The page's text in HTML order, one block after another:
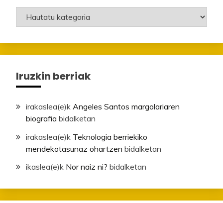
Mailak
Iruzkin berriak
irakaslea(e)k Angeles Santos margolariaren
biografia bidalketan
irakaslea(e)k Teknologia berriekiko
mendekotasunaz ohartzen bidalketan
ikaslea(e)k Nor naiz ni? bidalketan